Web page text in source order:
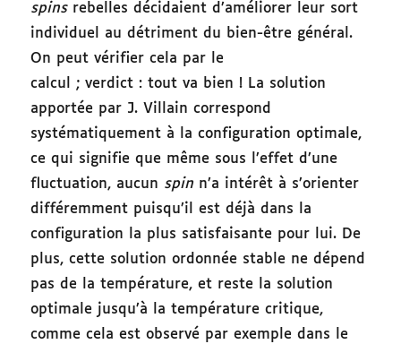
spinsrebelles décidaient d’améliorer leur sort
individuel au détriment du bien-être général.
On peut vérifier cela par le
calcul ; verdict : tout va bien ! La solution
apportée par J. Villain correspond
systématiquement à la configuration optimale,
ce qui signifie que même sous l’effet d’une
fluctuation, aucun spin n’a intérêt à s’orienter
différemment puisqu’il est déjà dans la
configuration la plus satisfaisante pour lui. De
plus, cette solution ordonnée stable ne dépend
pas de la température, et reste la solution
optimale jusqu’à la température critique,
comme cela est observé par exemple dans le